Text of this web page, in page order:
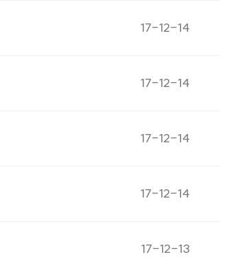
게시일자
17-12-14
게시일자
17-12-14
게시일자
17-12-14
게시일자
17-12-14
게시일자
17-12-13